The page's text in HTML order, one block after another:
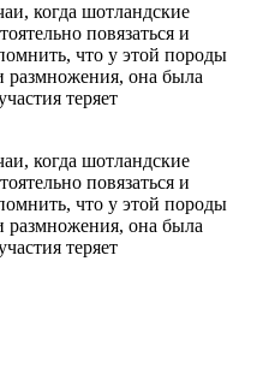
когда шотландские
повязаться и
что у этой породы
размножения, она была
теряет
когда шотландские
повязаться и
что у этой породы
размножения, она была
теряет